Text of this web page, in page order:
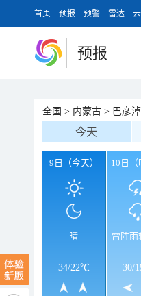
首页 预报 预警 雷达
预报
全国 > 内蒙古 > 巴彦
今天
9日（今天）
晴
34/22℃
10日（
雷阵雨
30/